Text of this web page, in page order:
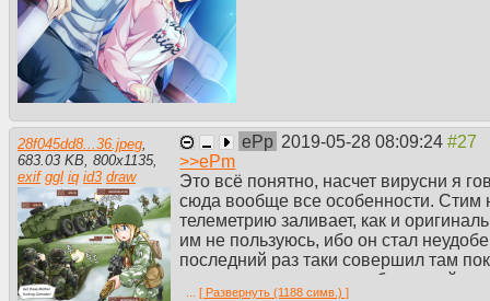
28f045dd8...36.jpeg,
683.03 KB, 800x1135,
exif ggl iq id3 draw
ePp 2019-05-28 08:09:24
>>ePm
Это всё понятно, насчет вирусни я
сюда вообще все особенности. Стим
телеметрию заливает, как и
им не пользуюсь, ибо он стал
последний раз таки совершил там
назад, и опять же из соображений
... [ Развернуть (1188 симв.) ]